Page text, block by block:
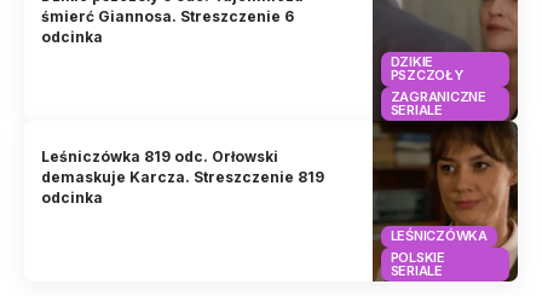
DZIKIE
PSZCZOŁY
ZAGRANICZNE
SERIALE
śmierć Giannosa. Streszczenie 6
odcinka
LEŚNICZÓWKA
POLSKIE
SERIALE
Leśniczówka 819 odc. Orłowski
demaskuje Karcza. Streszczenie 819
odcinka